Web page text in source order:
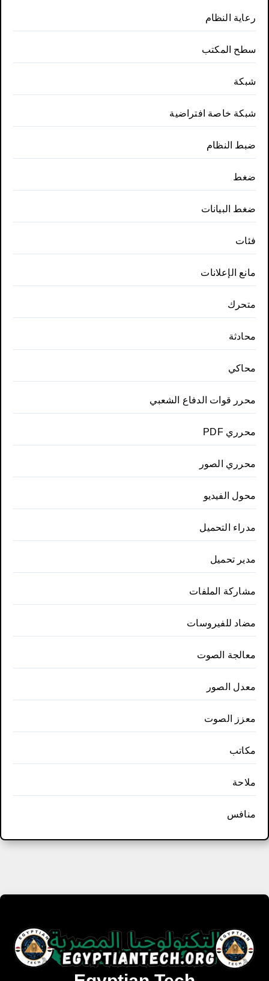
رعاية النظام
سطح المكتب
شبكة
شبكة خاصة افتراضية
ضبط النظام
ضغط
ضغط البيانات
فئات
مانع الإعلانات
متحرك
محادثة
محاكي
محرر قوات الدفاع الشعبي
محرري PDF
محرري الصور
محول الفيديو
مدراء التحميل
مدير تحميل
مشاركة الملفات
مضاد للفيروسات
معالجة الصوت
معدل الصور
معزز الصوت
مكاتب
ملاحة
منافس